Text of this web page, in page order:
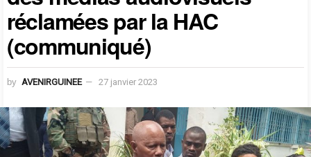
réclamées par la HAC
(communiqué)
by AVENIRGUINEE 27 janvier 2023